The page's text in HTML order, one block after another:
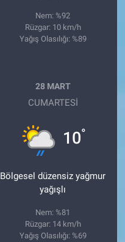
Nem: %92
Rüzgar: 10 km/h
Yağış Olasılığı: %89
28 MART
CUMARTESI
10°
Bölgesel düzensiz yağmur
yağışlı
Nem: %81
Rüzgar: 14 km/h
Yağış Olasılığı: %69